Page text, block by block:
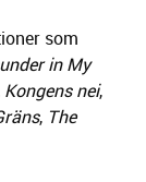
som
in My
Kongens nei,
, The